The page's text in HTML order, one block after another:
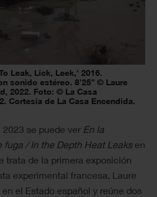
Leak, Lick, Leek,' 2016.
sonido estéreo. 8’25” © Laure
2022. Foto: © La Casa
Cortesía de La Casa Encendida.
se puede ver En la
fuga / In the Depth Heat Leaks en
trata de la primera exposición
experimental francesa, Laure
el Estado español y reúne dos